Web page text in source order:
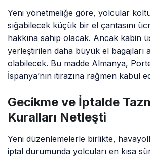
Yeni yönetmeliğe göre, yolcular
sığabilecek küçük bir el çantasını
hakkına sahip olacak. Ancak kabin
yerleştirilen daha büyük el bagajları
olabilecek. Bu madde Almanya,
İspanya’nın itirazına rağmen kabul
Gecikme ve İptalde
Kuralları Netleşti
Yeni düzenlemelerle birlikte,
iptal durumunda yolcuları en kısa